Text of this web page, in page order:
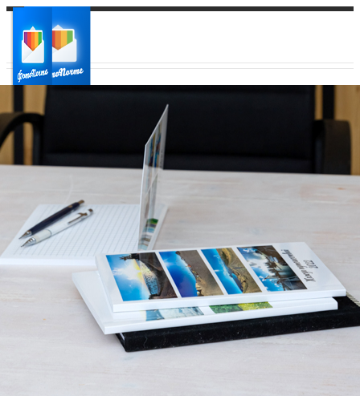
Ваш регион доставки
Выберите из списка: